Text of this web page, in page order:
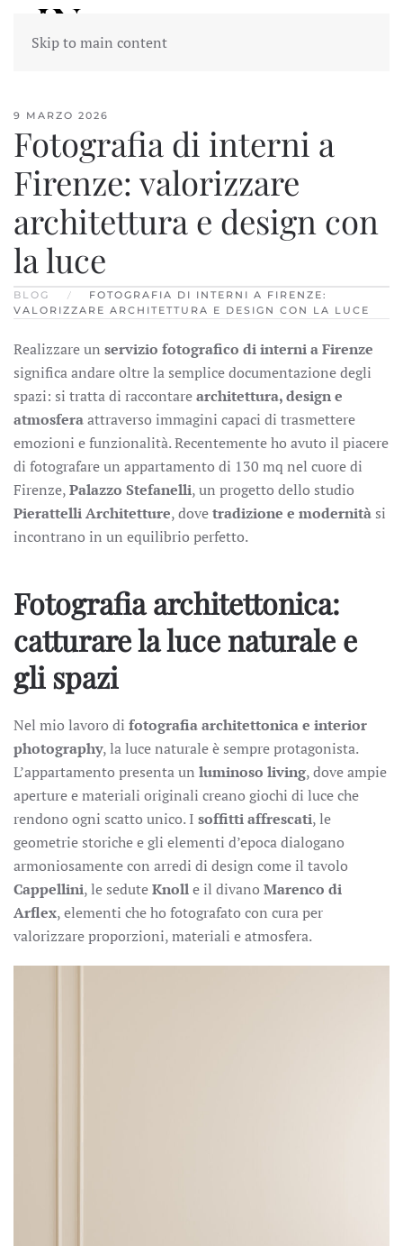
Skip to main content
9 MARZO 2026
Fotografia di interni a
Firenze: valorizzare
architettura e design con
la luce
BLOG
FOTOGRAFIA DI INTERNI A FIRENZE:
VALORIZZARE ARCHITETTURA E DESIGN CON LA LUCE
Realizzare un servizio fotografico di interni a Firenze
significa andare oltre la semplice documentazione degli
spazi: si tratta di raccontarearchitettura, design e
atmosferaattraverso immagini capaci di trasmettere
emozioni e funzionalità. Recentemente ho avuto il piacere
di fotografare un appartamento di 130 mq nel cuore di
Firenze,Palazzo Stefanelli, un progetto dello studio
Pierattelli Architetture, dovetradizione e modernità si
incontrano in un equilibrio perfetto.
Fotografia architettonica:
catturare la luce naturale e
gli spazi
Nel mio lavoro di fotografia architettonica e interior
photography, la luce naturale è sempre protagonista.
L’appartamento presenta un luminoso living, dove ampie
aperture e materiali originali creano giochi di luce che
rendono ogni scatto unico. I soffitti affrescati, le
geometrie storiche e gli elementi d’epoca dialogano
armoniosamente con arredi di design come il tavolo
Cappellini, le seduteKnolle il divano Marenco di
Arflex, elementi che ho fotografato con cura per
valorizzare proporzioni, materiali e atmosfera.